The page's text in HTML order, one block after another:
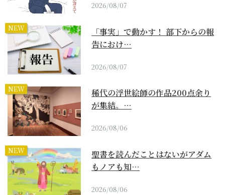
2026/08/07
NEW
「事実」で動かす！ 部下からの報
告におけ…
2026/08/07
NEW
稀代の浮世絵師の作品200点余り
が集結。…
2026/08/06
NEW
聖書を読んだことはないがアダム
もノアも知…
2026/08/06